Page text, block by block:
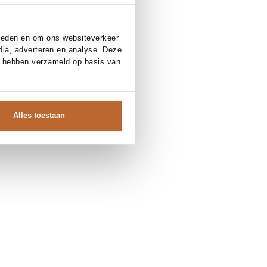
en om ons websiteverkeer
adverteren en analyse. Deze
verzameld op basis van
Alles toestaan